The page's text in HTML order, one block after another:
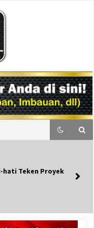
hati Teken Proyek